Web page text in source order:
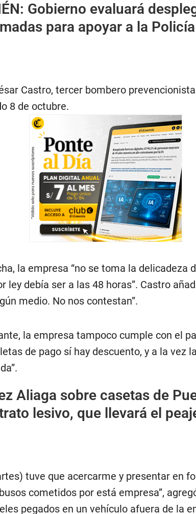
Gobierno evaluará
para apoyar a la
Castro, tercer bombero
8 de octubre.
la empresa “no se toma la delicadeza
ley debía ser a las 48 horas”. Castro
medio. No nos contestan”.
la empresa tampoco cumple con el
de pago sí hay descuento, y a la vez
Aliaga sobre casetas de
lesivo, que llevará el
tuve que acercarme y presentar en
cometidos por está empresa”,
pegados en un vehículo afuera de la